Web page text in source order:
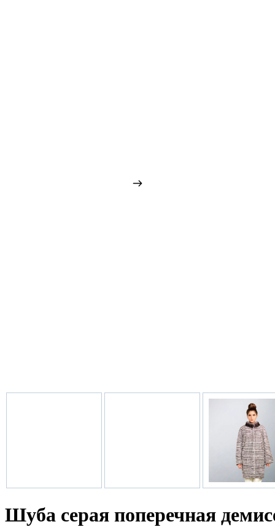
Шуба серая поперечная